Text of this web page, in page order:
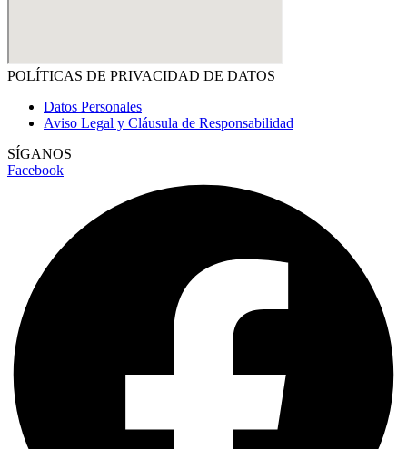
POLÍTICAS DE PRIVACIDAD DE DATOS
Datos Personales
Aviso Legal y Cláusula de Responsabilidad
SÍGANOS
Facebook